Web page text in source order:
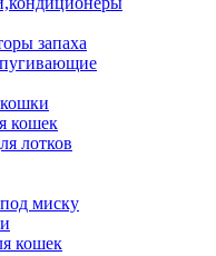
запаха
кошек
лотков
миску
кошек